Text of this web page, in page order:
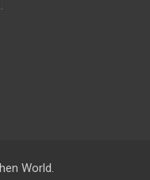
World.